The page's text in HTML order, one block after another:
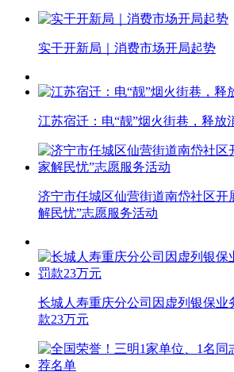
实干开新局｜消费市场开局起势
江苏宿迁：电“靓”烟火街巷，释放
济宁市任城区仙营街道南岱社区开
解民忧”志愿服务活动
长城人寿重庆分公司因虚列银保业
款23万元